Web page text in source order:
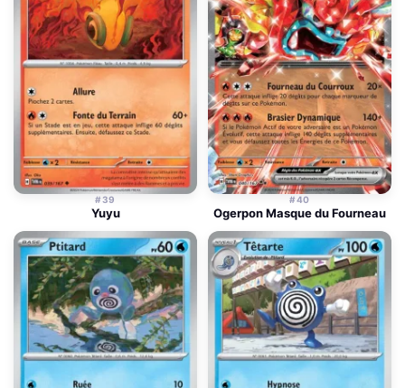
#39
Yuyu
#40
Ogerpon Masque du Fourneau